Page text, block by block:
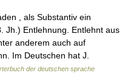
, als Substantiv ein
Jh.) Entlehnung. Entlehnt aus
anderem auch auf
Im Deutschen hat J.
der deutschen sprache